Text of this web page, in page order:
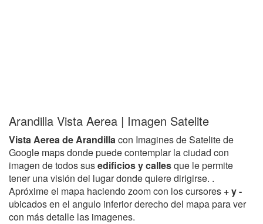
Arandilla Vista Aerea | Imagen Satelite
Vista Aerea de Arandillacon Imagines de Satelite de
Google maps donde puede contemplar la ciudad con
imagen de todos susedificios y callesque le permite
tener una visión del lugar donde quiere dirigirse. .
Apróxime el mapa haciendo zoom con los cursores + y -
ubicados en el angulo inferior derecho del mapa para ver
con más detalle las imagenes.